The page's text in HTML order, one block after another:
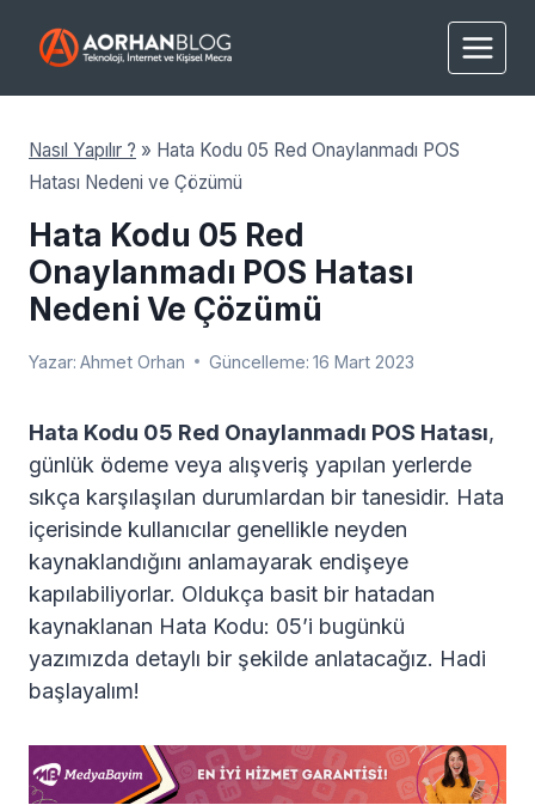
Nasıl Yapılır ? » Hata Kodu 05 Red Onaylanmadı POS
Hatası Nedeni ve Çözümü
Hata Kodu 05 Red
Onaylanmadı POS Hatası
Nedeni Ve Çözümü
Yazar: Ahmet Orhan Güncelleme: 16 Mart 2023
Hata Kodu 05 Red Onaylanmadı POS Hatası,
günlük ödeme veya alışveriş yapılan yerlerde
sıkça karşılaşılan durumlardan bir tanesidir. Hata
içerisinde kullanıcılar genellikle neyden
kaynaklandığını anlamayarak endişeye
kapılabiliyorlar. Oldukça basit bir hatadan
kaynaklanan Hata Kodu: 05’i bugünkü
yazımızda detaylı bir şekilde anlatacağız. Hadi
başlayalım!